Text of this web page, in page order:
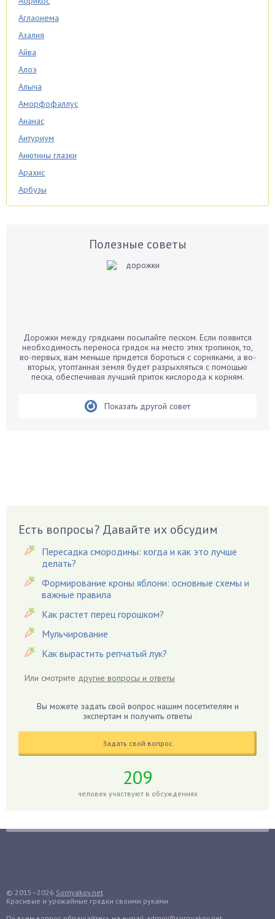
Аглаонема
Азалия
Айва
Алоэ
Алыча
Аморфофаллус
Ананас
Антуриум
Анютины глазки
Арахис
Арбузы
Аспарагус
Бархатцы
Бегония
Белые грибы
Виноград
Вишня
Вредители
Гардения
Гацания
Гвоздики
Георгины
Герань
Гиппеаструм
Годжи
Грядки
Полезные советы
Дорожки между грядками посыпайте песком. Если появится
необходимость переноса грядок на место этих тропинок, то,
во-первых, вам меньше придется бороться с сорняками, а во-
вторых, утоптанная земля будет разрыхляться с помощью
песка, обеспечивая лучший приток кислорода к корням.
Показать другой совет
Есть вопросы? Давайте их обсудим
Пересадка смородины: когда и как это лучше
делать?
Формирование кроны яблони: основные схемы и
важные правила
Как растет перец горошком?
Мульчирование
Как вырастить репчатый лук?
Или смотрите другие вопросы и ответы
Вы можете задать свой вопрос нашим посетителям и
экспертам и получить ответы
Задать свой вопрос
209
человек участвуют в обсуждениях
© 2015–2026 Sornyakov.net
Красивые и урожайные грядки своими руками